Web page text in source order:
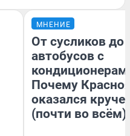
МНЕНИЕ
От сусликов до
автобусов с
Почему
оказался
(почти во всём)